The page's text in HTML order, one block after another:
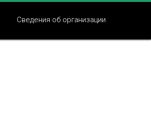
Сведения об организации